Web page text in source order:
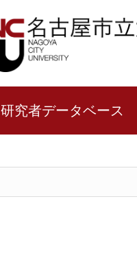
研究者データベース